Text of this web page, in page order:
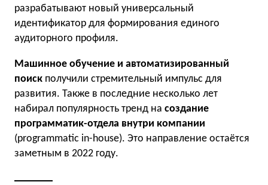
разрабатывают новый универсальный
идентификатор для формирования единого
аудиторного профиля.
Машинное обучение и автоматизированный
поиск получили стремительный импульс для
развития. Также в последние несколько лет
набирал популярность тренд на создание
программатик-отдела внутри компании
(programmatic in-house). Это направление остаётся
заметным в 2022 году.